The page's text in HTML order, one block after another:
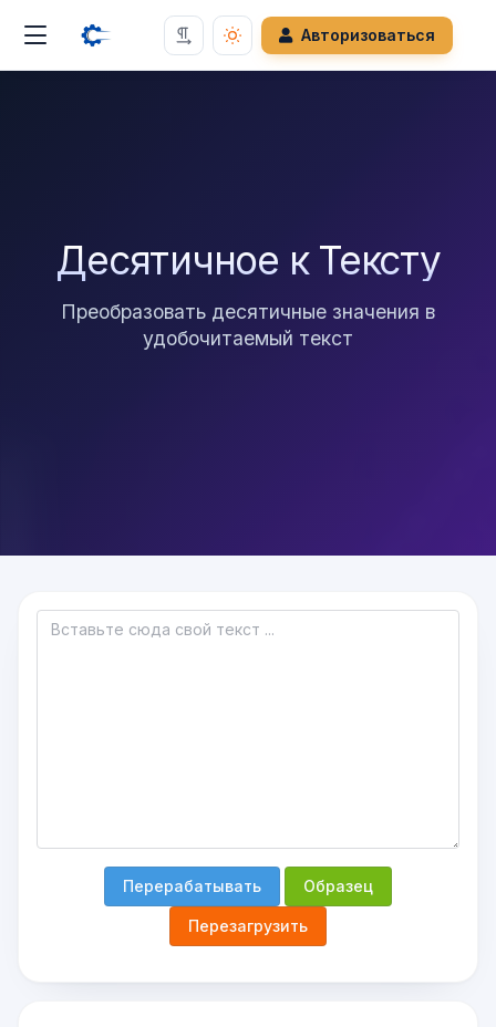
Авторизоваться
Десятичное к Тексту
Преобразовать десятичные значения в
удобочитаемый текст
Перерабатывать Образец
Перезагрузить